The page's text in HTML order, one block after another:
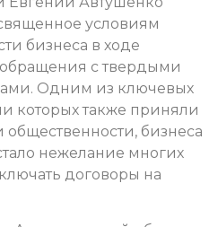
условиям
бизнеса в ходе
с твердыми
Одним из ключевых
которых также приняли
общественности, бизнеса
нежелание многих
договоры на